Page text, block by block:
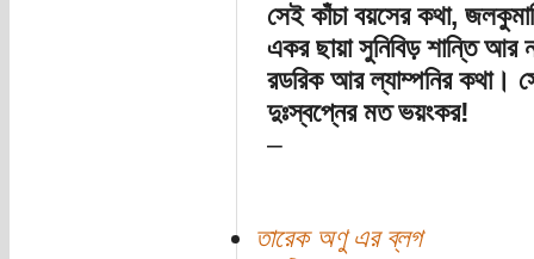
সেই কাঁচা বয়সের কথা,
একর ছায়া সুনিবিড় শান্তি আর
রডরিক আর ল্যাম্পনির কথা।
দুঃস্বপ্নের মত ভয়ংকর!
–
তারেক অণু এর ব্লগ